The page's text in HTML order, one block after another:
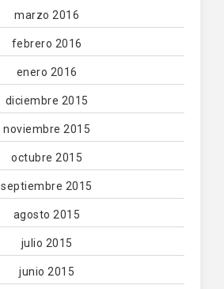
marzo 2016
febrero 2016
enero 2016
diciembre 2015
noviembre 2015
octubre 2015
septiembre 2015
agosto 2015
julio 2015
junio 2015